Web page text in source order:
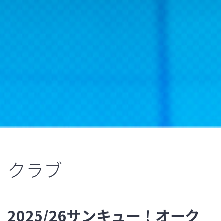
クラブ
2025/26サンキュー！オーク